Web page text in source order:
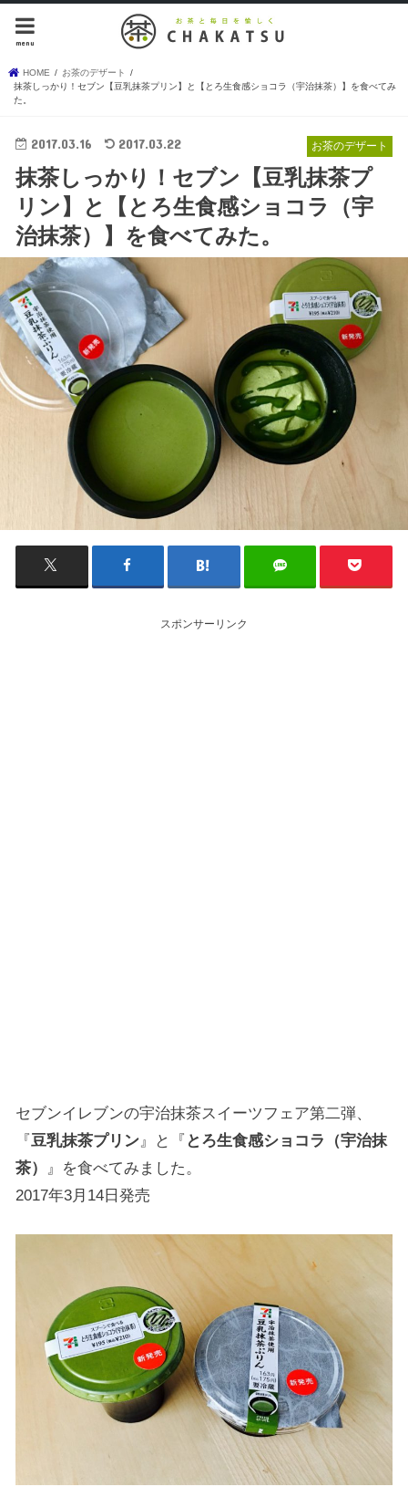
menu
HOME
お茶のデザート
抹茶しっかり！セブン【豆乳抹茶プリン】と【とろ生食感ショコラ（宇治抹茶）】を食べてみ
た。
お茶のデザート
2017.03.16 2017.03.22
抹茶しっかり！セブン【豆乳抹茶プ
リン】と【とろ生食感ショコラ（宇
治抹茶）】を食べてみた。
スポンサーリンク
セブンイレブンの宇治抹茶スイーツフェア第二弾、
『豆乳抹茶プリン』と『 とろ生食感ショコラ（宇治抹
茶） 』を食べてみました。
2017年3月14日発売